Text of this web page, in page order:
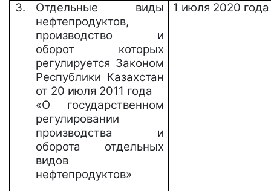
3.
Отдельные виды
нефтепродуктов,
производство и
оборот которых
регулируется Законом
Республики Казахстан
от 20 июля 2011 года
«О государственном
регулировании
производства и
оборота отдельных
видов
нефтепродуктов»
1 июля 2020 года